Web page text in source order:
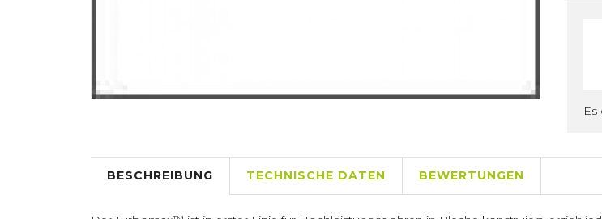
BESCHREIBUNG TECHNISCHE DATEN BEWERTUNGEN